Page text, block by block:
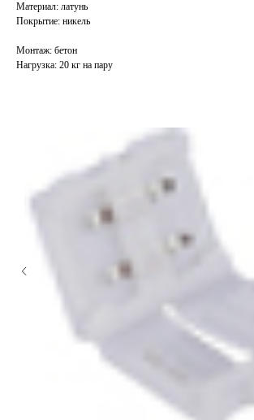
Материал: латунь
Покрытие: никель
Монтаж: бетон
Нагрузка: 20 кг на пару